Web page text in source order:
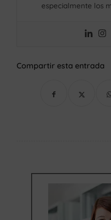
especialmente los
Compartir esta entrada